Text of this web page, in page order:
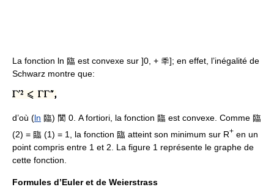
La fonction ln 臨 est convexe sur ]0, + 秊]; en effet, l’inégalité de
Schwarz montre que:
d’où (ln 臨) 閭 0. A fortiori, la fonction 臨 est convexe. Comme 臨
(2) = 臨 (1) = 1, la fonction 臨 atteint son minimum sur R+ en un
point compris entre 1 et 2. La figure 1 représente le graphe de
cette fonction.
Formules d’Euler et de Weierstrass